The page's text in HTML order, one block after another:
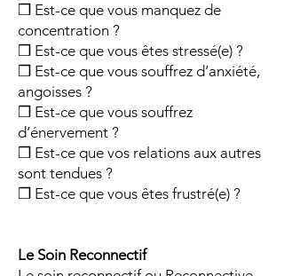
❒ Est-ce que vous manquez de
concentration ?
❒ Est-ce que vous êtes stressé(e) ?
❒ Est-ce que vous souffrez d’anxiété,
angoisses ?
❒ Est-ce que vous souffrez
d’énervement ?
❒ Est-ce que vos relations aux autres
sont tendues ?
❒ Est-ce que vous êtes frustré(e) ?
Le Soin Reconnectif